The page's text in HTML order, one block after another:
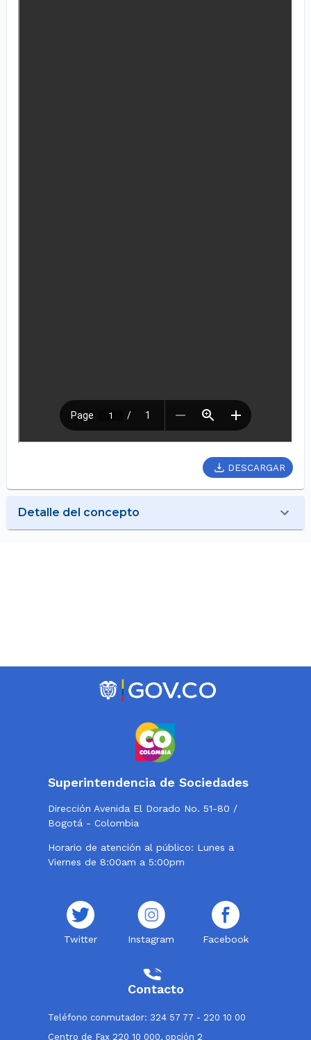
DESCARGAR
Detalle del concepto
Superintendencia de Sociedades
Dirección Avenida El Dorado No. 51-80 /
Bogotá - Colombia
Horario de atención al público: Lunes a
Viernes de 8:00am a 5:00pm
Twitter Instagram Facebook
Contacto
Teléfono conmutador: 324 57 77 - 220 10 00
Centro de Fax 220 10 000, opción 2